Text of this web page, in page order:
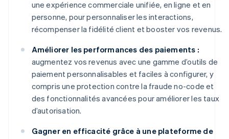
une expérience commerciale unifiée, en ligne et en
personne, pour personnaliser les interactions,
récompenser la fidélité client et booster vos revenus.
Améliorer les performances des paiements :
augmentez vos revenus avec une gamme d’outils de
paiement personnalisables et faciles à configurer, y
compris une protection contre la fraude no-code et
des fonctionnalités avancées pour améliorer les taux
d’autorisation.
Gagner en efficacité grâce à une plateforme de